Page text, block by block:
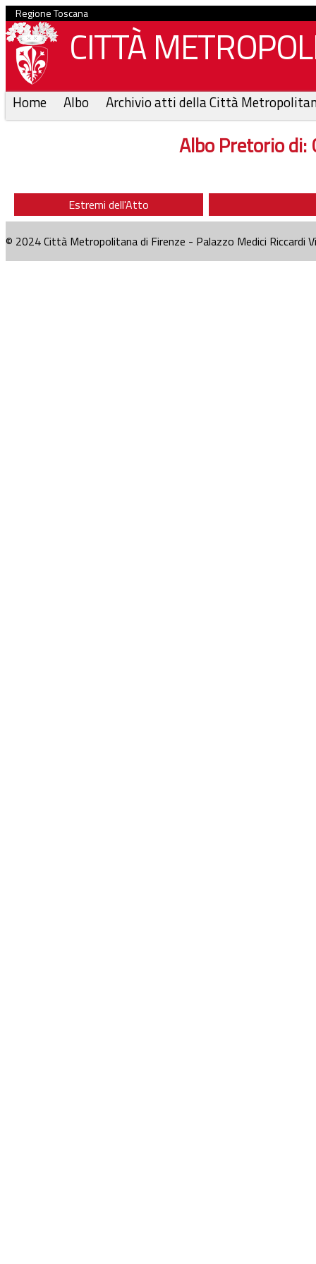
Regione Toscana
CITTÀ
Home Albo Archivio atti della Città
Albo Pretorio di:
Estremi dell'Atto
© 2024 Città Metropolitana di Firenze - Palazzo Medici Riccardi